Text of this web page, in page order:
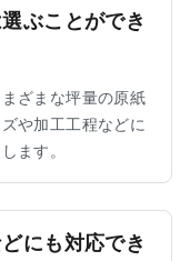
ぶことができ
ざまな坪量の原紙
や加工工程などに
ます。
にも対応でき